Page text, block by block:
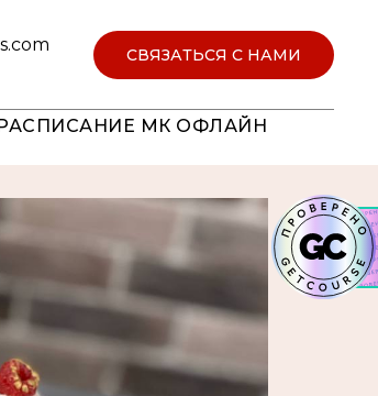
СВЯЗАТЬСЯ С НАМИ
МК ОФЛАЙН